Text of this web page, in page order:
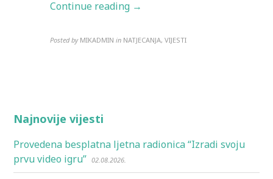
Continue reading →
Posted by MIKADMIN in NATJECANJA, VIJESTI
Najnovije vijesti
Provedena besplatna ljetna radionica “Izradi svoju
prvu video igru” 02.08.2026.